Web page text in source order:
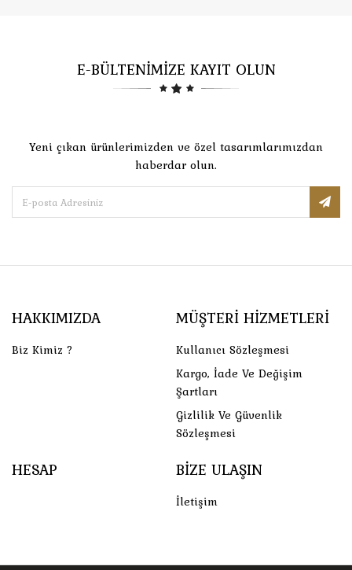
E-BÜLTENİMİZE KAYIT OLUN
Yeni çıkan ürünlerimizden ve özel tasarımlarımızdan
haberdar olun.
HAKKIMIZDA
Biz Kimiz ?
MÜŞTERI HIZMETLERI
Kullanıcı Sözleşmesi
Kargo, İade Ve Değişim
Şartları
Gizlilik Ve Güvenlik
Sözleşmesi
HESAP BIZE ULAŞIN
İletişim